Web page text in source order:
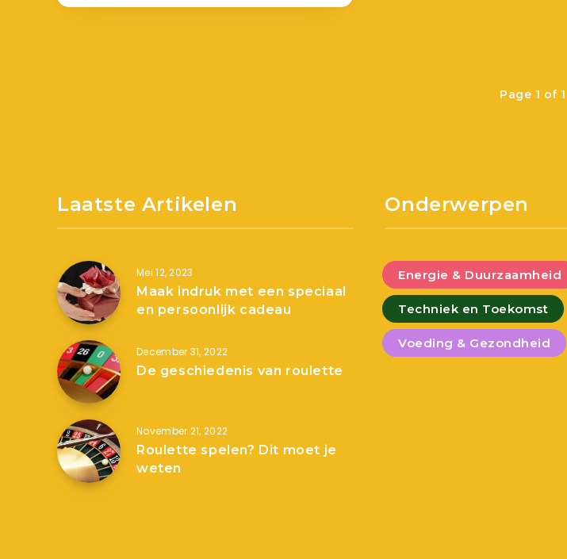
Page 1 of 1
Laatste Artikelen
Mei 12, 2023
Maak indruk met een speciaal
en persoonlijk cadeau
December 31, 2022
De geschiedenis van roulette
November 21, 2022
Roulette spelen? Dit moet je
weten
Onderwerpen
Energie & Duurzaamheid
Techniek en Toekomst
Voeding & Gezondheid